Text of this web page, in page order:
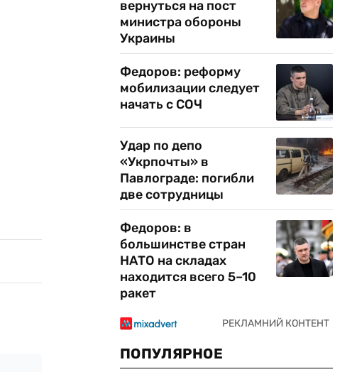
вернуться на пост
министра обороны
Украины
Федоров: реформу
мобилизации следует
начать с СОЧ
Удар по депо
«Укрпочты» в
Павлограде: погибли
две сотрудницы
Федоров: в
большинстве стран
НАТО на складах
находится всего 5–10
ракет
ПОПУЛЯРНОЕ